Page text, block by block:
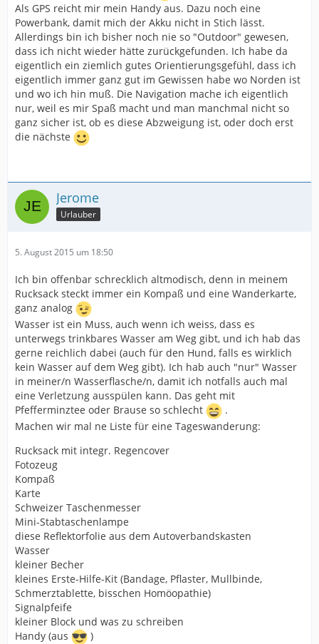
Als GPS reicht mir mein Handy aus. Dazu noch eine
Powerbank, damit mich der Akku nicht in Stich lässt.
Allerdings bin ich bisher noch nie so "Outdoor" gewesen,
dass ich nicht wieder hätte zurückgefunden. Ich habe da
eigentlich ein ziemlich gutes Orientierungsgefühl, dass ich
eigentlich immer ganz gut im Gewissen habe wo Norden ist
und wo ich hin muß. Die Navigation mache ich eigentlich
nur, weil es mir Spaß macht und man manchmal nicht so
ganz sicher ist, ob es diese Abzweigung ist, oder doch erst
die nächste
Jerome
Urlauber
5. August 2015 um 18:50
Ich bin offenbar schrecklich altmodisch, denn in meinem
Rucksack steckt immer ein Kompaß und eine Wanderkarte,
ganz analog
Wasser ist ein Muss, auch wenn ich weiss, dass es
unterwegs trinkbares Wasser am Weg gibt, und ich hab das
gerne reichlich dabei (auch für den Hund, falls es wirklich
kein Wasser auf dem Weg gibt). Ich hab auch "nur" Wasser
in meiner/n Wasserflasche/n, damit ich notfalls auch mal
eine Verletzung ausspülen kann. Das geht mit
Pfefferminztee oder Brause so schlecht
.
Machen wir mal ne Liste für eine Tageswanderung:
Rucksack mit integr. Regencover
Fotozeug
Kompaß
Karte
Schweizer Taschenmesser
Mini-Stabtaschenlampe
diese Reflektorfolie aus dem Autoverbandskasten
Wasser
kleiner Becher
kleines Erste-Hilfe-Kit (Bandage, Pflaster, Mullbinde,
Schmerztablette, bisschen Homöopathie)
Signalpfeife
kleiner Block und was zu schreiben
Handy (aus
)